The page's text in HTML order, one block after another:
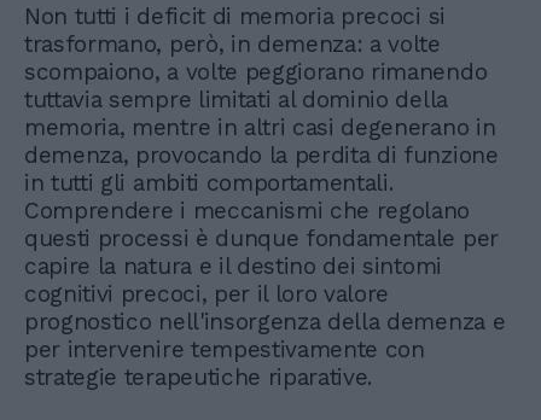
Non tutti i deficit di memoria precoci si
trasformano, però, in demenza: a volte
scompaiono, a volte peggiorano rimanendo
tuttavia sempre limitati al dominio della
memoria, mentre in altri casi degenerano in
demenza, provocando la perdita di funzione
in tutti gli ambiti comportamentali.
Comprendere i meccanismi che regolano
questi processi è dunque fondamentale per
capire la natura e il destino dei sintomi
cognitivi precoci, per il loro valore
prognostico nell'insorgenza della demenza e
per intervenire tempestivamente con
strategie terapeutiche riparative.